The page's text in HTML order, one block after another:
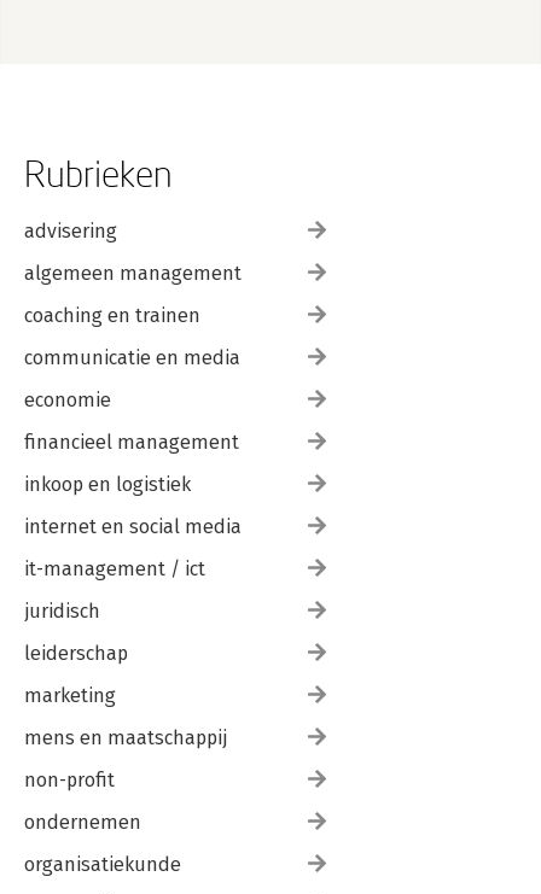
Rubrieken
advisering
algemeen management
coaching en trainen
communicatie en media
economie
financieel management
inkoop en logistiek
internet en social media
it-management / ict
juridisch
leiderschap
marketing
mens en maatschappij
non-profit
ondernemen
organisatiekunde